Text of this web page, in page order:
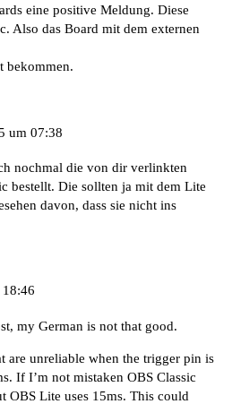
eine positive Meldung. Diese
Also das Board mit dem externen
bekommen.
um 07:38
nochmal die von dir verlinkten
bestellt. Die sollten ja mit dem Lite
davon, dass sie nicht ins
my German is not that good.
are unreliable when the trigger pin is
If I’m not mistaken OBS Classic
OBS Lite uses 15ms. This could